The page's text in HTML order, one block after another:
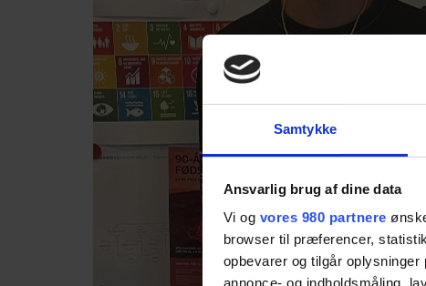
Samtykke
Ansvarlig brug af dine data
Vi og vores 980 partnere
browser til præferencer,
opbevarer og tilgår